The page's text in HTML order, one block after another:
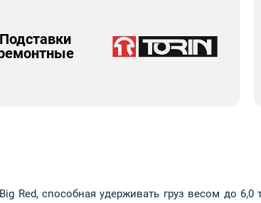
Подставки
способная удерживать груз весом до 6,0